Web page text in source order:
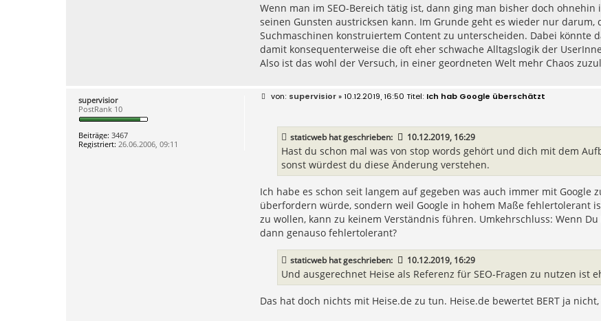
Wenn man im SEO-Bereich tätig ist, dann ging man bisher doch
seinen Gunsten austricksen kann. Im Grunde geht es wieder nur
Suchmaschinen konstruiertem Content zu unterscheiden. Dabei könnte
damit konsequenterweise die oft eher schwache Alltagslogik der
Also ist das wohl der Versuch, in einer geordneten Welt mehr Chaos
supervisior
PostRank 10
Beiträge: 3467
Registriert: 26.06.2006, 09:11
B
supervisior» 10.12.2019, 16:50 Ich hab Google überschätzt
staticwebhat geschrieben: 10.12.2019, 16:29
Hast du schon mal was von stop words gehört und dich mit dem
sonst würdest du diese Änderung verstehen.
Ich habe es schon seit langem auf gegeben was auch immer mit
überfordern würde, sondern weil Google in hohem Maße fehlertolerant
zu wollen, kann zu keinem Verständnis führen. Umkehrschluss: Wenn
dann genauso fehlertolerant?
staticwebhat geschrieben: 10.12.2019, 16:29
Und ausgerechnet Heise als Referenz für SEO-Fragen zu nutzen ist
Das hat doch nichts mit Heise.de zu tun. Heise.de bewertet BERT ja